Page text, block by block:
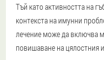
Тъй като активността на
контекста на имунни
лечение може да включва
повишаване на цялостния